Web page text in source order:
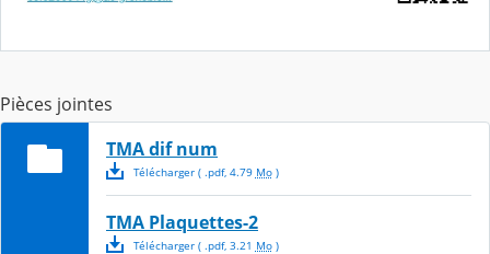
Pièces jointes
TMA dif num
Télécharger( .pdf, 4.79 Mo)
TMA Plaquettes-2
Télécharger( .pdf, 3.21 Mo)